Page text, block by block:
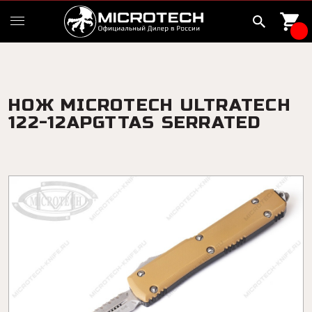
НОЖ MICROTECH ULTRATECH
122-12APGTTAS SERRATED